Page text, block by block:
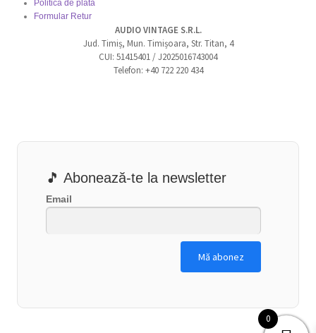
Politica de plată
Formular Retur
AUDIO VINTAGE S.R.L.
Jud. Timiș, Mun. Timișoara, Str. Titan, 4
CUI: 51415401 / J2025016743004
Telefon: +40 722 220 434
🎵 Abonează-te la newsletter
Email
0